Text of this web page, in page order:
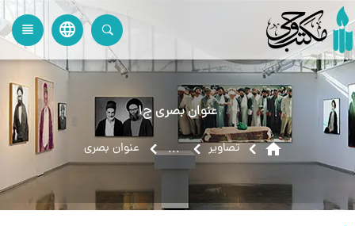
language
view_headline
عنوان بصری ج۱
home تصاویر ... عنوان بصری